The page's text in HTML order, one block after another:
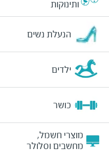
ותינוקות
הנעלת נשים
ילדים
כושר
מוצרי חשמל,
מחשבים וסלולר